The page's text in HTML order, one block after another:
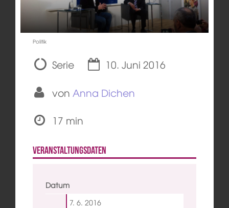
Politik
Serie
10. Juni 2016
von Anna Dichen
17 min
Veranstaltungsdaten
Datum
7. 6. 2016